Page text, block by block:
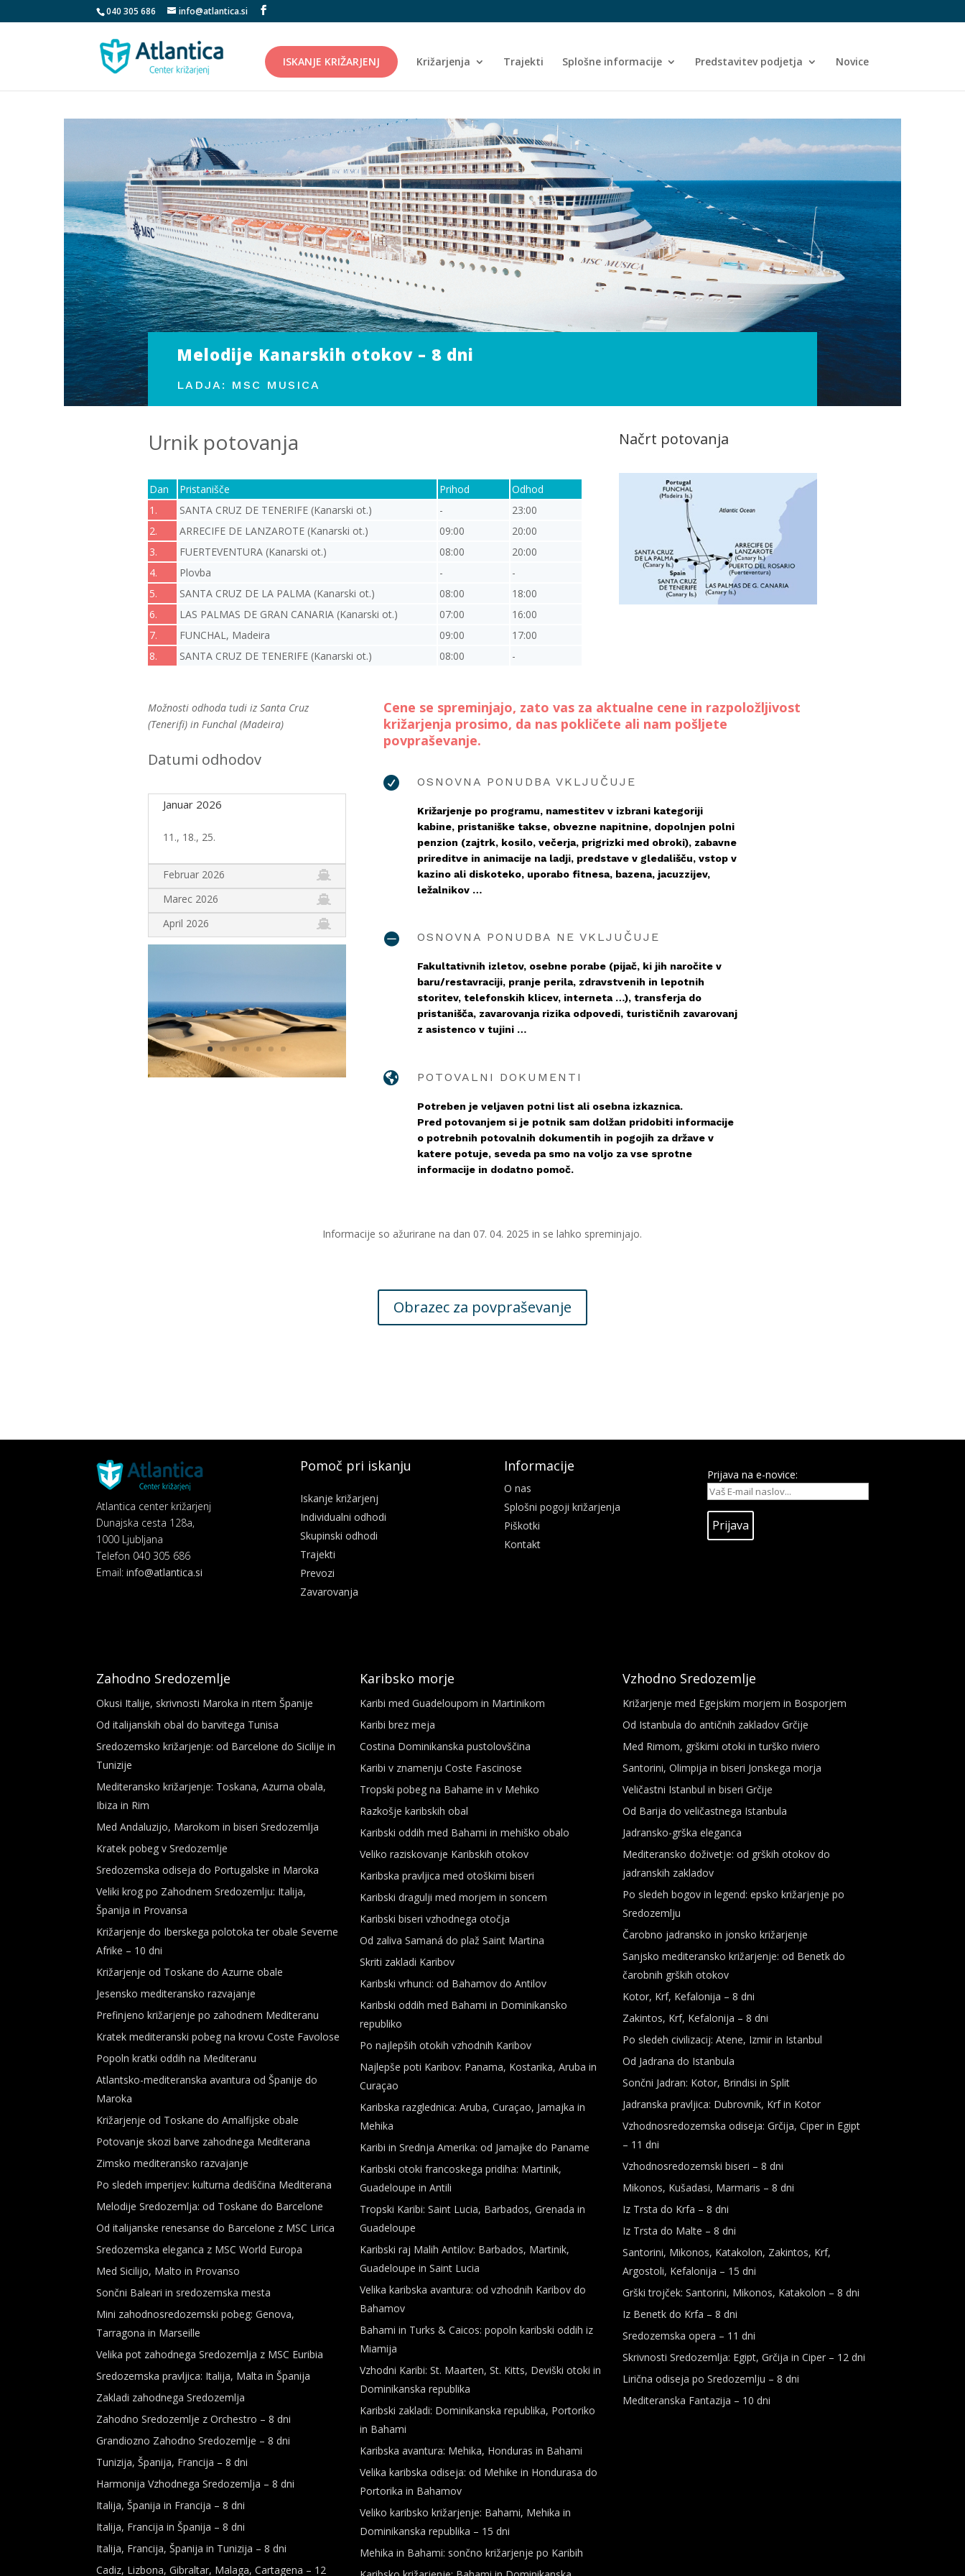
040 305 686 info@atlantica.si
ISKANJE KRIŽARJENJ Križarjenja Trajekti Splošne informacije Predstavitev podjetja Novice
Melodije Kanarskih otokov – 8 dni
LADJA: MSC MUSICA
Urnik potovanja
Dan Pristanišče Prihod
Odhod
1.
SANTA CRUZ DE TENERIFE (Kanarski ot.) -
23:00
2.
ARRECIFE DE LANZAROTE (Kanarski ot.) 09:00
20:00
3.
FUERTEVENTURA (Kanarski ot.) 08:00
20:00
4.
Plovba -
-
5.
SANTA CRUZ DE LA PALMA (Kanarski ot.) 08:00
18:00
6.
LAS PALMAS DE GRAN CANARIA (Kanarski ot.) 07:00
16:00
7.
FUNCHAL, Madeira 09:00
17:00
8.
SANTA CRUZ DE TENERIFE (Kanarski ot.) 08:00 -
Načrt potovanja
Možnosti odhoda tudi iz Santa Cruz
(Tenerifi) in Funchal (Madeira)
Datumi odhodov
Januar 2026
11., 18., 25.
Februar 2026
Marec 2026
April 2026
Cene se spreminjajo, zato vas za aktualne cene in razpoložljivost
križarjenja prosimo, da nas pokličete ali nam pošljete
povpraševanje.
 OSNOVNA PONUDBA VKLJUČUJE
Križarjenje po programu, namestitev v izbrani kategoriji
kabine, pristaniške takse, obvezne napitnine, dopolnjen polni
penzion (zajtrk, kosilo, večerja, prigrizki med obroki), zabavne
prireditve in animacije na ladji, predstave v gledališču, vstop v
kazino ali diskoteko, uporabo fitnesa, bazena, jacuzzijev,
ležalnikov …
 OSNOVNA PONUDBA NE VKLJUČUJE
Fakultativnih izletov, osebne porabe (pijač, ki jih naročite v
baru/restavraciji, pranje perila, zdravstvenih in lepotnih
storitev, telefonskih klicev, interneta …), transferja do
pristanišča, zavarovanja rizika odpovedi, turističnih zavarovanj
z asistenco v tujini …
 POTOVALNI DOKUMENTI
Potreben je veljaven potni list ali osebna izkaznica.
Pred potovanjem si je potnik sam dolžan pridobiti informacije
o potrebnih potovalnih dokumentih in pogojih za države v
katere potuje, seveda pa smo na voljo za vse sprotne
informacije in dodatno pomoč.
Informacije so ažurirane na dan 07. 04. 2025 in se lahko spreminjajo.
Obrazec za povpraševanje
Atlantica center križarjenj
Dunajska cesta 128a,
1000 Ljubljana
Telefon 040 305 686
Email:info@atlantica.si
Pomoč pri iskanju
Iskanje križarjenj
Individualni odhodi
Skupinski odhodi
Trajekti
Prevozi
Zavarovanja
Informacije
O nas
Splošni pogoji križarjenja
Piškotki
Kontakt
Prijava na e-novice:
Zahodno Sredozemlje
Okusi Italije, skrivnosti Maroka in ritem Španije
Od italijanskih obal do barvitega Tunisa
Sredozemsko križarjenje: od Barcelone do Sicilije in
Tunizije
Mediteransko križarjenje: Toskana, Azurna obala,
Ibiza in Rim
Med Andaluzijo, Marokom in biseri Sredozemlja
Kratek pobeg v Sredozemlje
Sredozemska odiseja do Portugalske in Maroka
Veliki krog po Zahodnem Sredozemlju: Italija,
Španija in Provansa
Križarjenje do Iberskega polotoka ter obale Severne
Afrike – 10 dni
Križarjenje od Toskane do Azurne obale
Jesensko mediteransko razvajanje
Prefinjeno križarjenje po zahodnem Mediteranu
Kratek mediteranski pobeg na krovu Coste Favolose
Popoln kratki oddih na Mediteranu
Atlantsko-mediteranska avantura od Španije do
Maroka
Križarjenje od Toskane do Amalfijske obale
Potovanje skozi barve zahodnega Mediterana
Zimsko mediteransko razvajanje
Po sledeh imperijev: kulturna dediščina Mediterana
Melodije Sredozemlja: od Toskane do Barcelone
Od italijanske renesanse do Barcelone z MSC Lirica
Sredozemska eleganca z MSC World Europa
Med Sicilijo, Malto in Provanso
Sončni Baleari in sredozemska mesta
Mini zahodnosredozemski pobeg: Genova,
Tarragona in Marseille
Velika pot zahodnega Sredozemlja z MSC Euribia
Sredozemska pravljica: Italija, Malta in Španija
Zakladi zahodnega Sredozemlja
Zahodno Sredozemlje z Orchestro – 8 dni
Grandiozno Zahodno Sredozemlje – 8 dni
Tunizija, Španija, Francija – 8 dni
Harmonija Vzhodnega Sredozemlja – 8 dni
Italija, Španija in Francija – 8 dni
Italija, Francija in Španija – 8 dni
Italija, Francija, Španija in Tunizija – 8 dni
Cadiz, Lizbona, Gibraltar, Malaga, Cartagena – 12
Karibsko morje
Karibi med Guadeloupom in Martinikom
Karibi brez meja
Costina Dominikanska pustolovščina
Karibi v znamenju Coste Fascinose
Tropski pobeg na Bahame in v Mehiko
Razkošje karibskih obal
Karibski oddih med Bahami in mehiško obalo
Veliko raziskovanje Karibskih otokov
Karibska pravljica med otoškimi biseri
Karibski dragulji med morjem in soncem
Karibski biseri vzhodnega otočja
Od zaliva Samaná do plaž Saint Martina
Skriti zakladi Karibov
Karibski vrhunci: od Bahamov do Antilov
Karibski oddih med Bahami in Dominikansko
republiko
Po najlepših otokih vzhodnih Karibov
Najlepše poti Karibov: Panama, Kostarika, Aruba in
Curaçao
Karibska razglednica: Aruba, Curaçao, Jamajka in
Mehika
Karibi in Srednja Amerika: od Jamajke do Paname
Karibski otoki francoskega pridiha: Martinik,
Guadeloupe in Antili
Tropski Karibi: Saint Lucia, Barbados, Grenada in
Guadeloupe
Karibski raj Malih Antilov: Barbados, Martinik,
Guadeloupe in Saint Lucia
Velika karibska avantura: od vzhodnih Karibov do
Bahamov
Bahami in Turks & Caicos: popoln karibski oddih iz
Miamija
Vzhodni Karibi: St. Maarten, St. Kitts, Deviški otoki in
Dominikanska republika
Karibski zakladi: Dominikanska republika, Portoriko
in Bahami
Karibska avantura: Mehika, Honduras in Bahami
Velika karibska odiseja: od Mehike in Hondurasa do
Portorika in Bahamov
Veliko karibsko križarjenje: Bahami, Mehika in
Dominikanska republika – 15 dni
Mehika in Bahami: sončno križarjenje po Karibih
Vzhodno Sredozemlje
Križarjenje med Egejskim morjem in Bosporjem
Od Istanbula do antičnih zakladov Grčije
Med Rimom, grškimi otoki in turško riviero
Santorini, Olimpija in biseri Jonskega morja
Veličastni Istanbul in biseri Grčije
Od Barija do veličastnega Istanbula
Jadransko-grška eleganca
Mediteransko doživetje: od grških otokov do
jadranskih zakladov
Po sledeh bogov in legend: epsko križarjenje po
Sredozemlju
Čarobno jadransko in jonsko križarjenje
Sanjsko mediteransko križarjenje: od Benetk do
čarobnih grških otokov
Kotor, Krf, Kefalonija – 8 dni
Zakintos, Krf, Kefalonija – 8 dni
Po sledeh civilizacij: Atene, Izmir in Istanbul
Od Jadrana do Istanbula
Sončni Jadran: Kotor, Brindisi in Split
Jadranska pravljica: Dubrovnik, Krf in Kotor
Vzhodnosredozemska odiseja: Grčija, Ciper in Egipt
– 11 dni
Vzhodnosredozemski biseri – 8 dni
Mikonos, Kušadasi, Marmaris – 8 dni
Iz Trsta do Krfa – 8 dni
Iz Trsta do Malte – 8 dni
Santorini, Mikonos, Katakolon, Zakintos, Krf,
Argostoli, Kefalonija – 15 dni
Grški trojček: Santorini, Mikonos, Katakolon – 8 dni
Iz Benetk do Krfa – 8 dni
Sredozemska opera – 11 dni
Skrivnosti Sredozemlja: Egipt, Grčija in Ciper – 12 dni
Lirična odiseja po Sredozemlju – 8 dni
Mediteranska Fantazija – 10 dni